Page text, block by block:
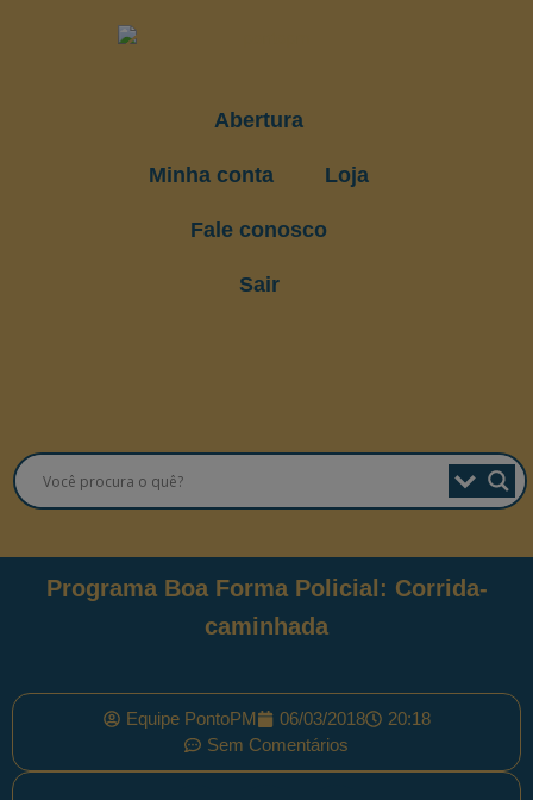
Abertura
Minha conta Loja
Fale conosco
Sair
Programa Boa Forma Policial: Corrida-
caminhada
Equipe PontoPM 06/03/2018
20:18
Sem Comentários